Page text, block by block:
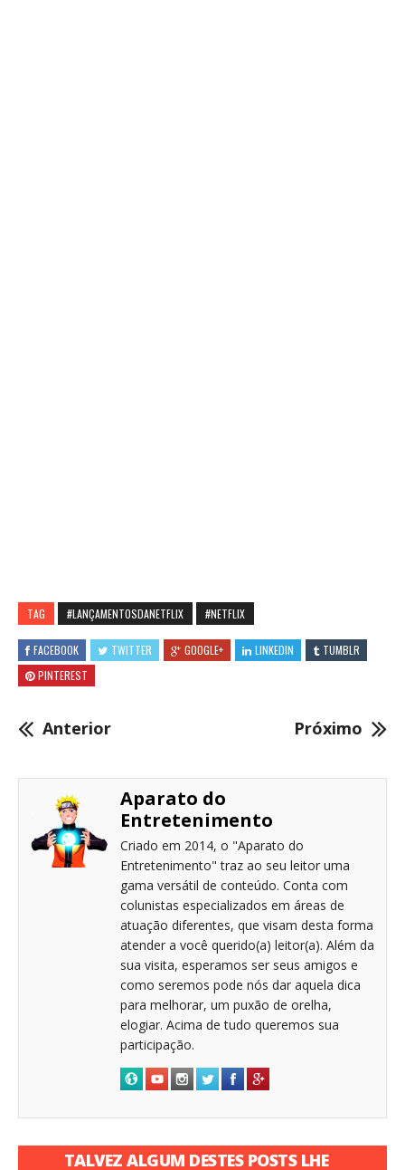
TAG #LANÇAMENTOSDANETFLIX #NETFLIX
FACEBOOK TWITTER GOOGLE+ LINKEDIN
TUMBLR
PINTEREST
Anterior Próximo
Aparato do
Entretenimento
Criado em 2014, o "Aparato do
Entretenimento" traz ao seu leitor uma
gama versátil de conteúdo. Conta com
colunistas especializados em áreas de
atuação diferentes, que visam desta forma
atender a você querido(a) leitor(a). Além da
sua visita, esperamos ser seus amigos e
como seremos pode nós dar aquela dica
para melhorar, um puxão de orelha,
elogiar. Acima de tudo queremos sua
participação.
TALVEZ ALGUM DESTES POSTS LHE